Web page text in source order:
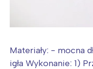
Materiały: - mocna
igła Wykonanie: 1)